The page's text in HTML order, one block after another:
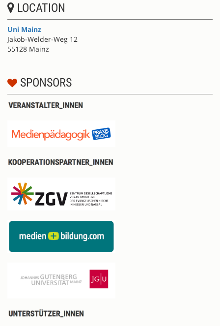
LOCATION
Uni Mainz
Jakob-Welder-Weg 12
55128 Mainz
SPONSORS